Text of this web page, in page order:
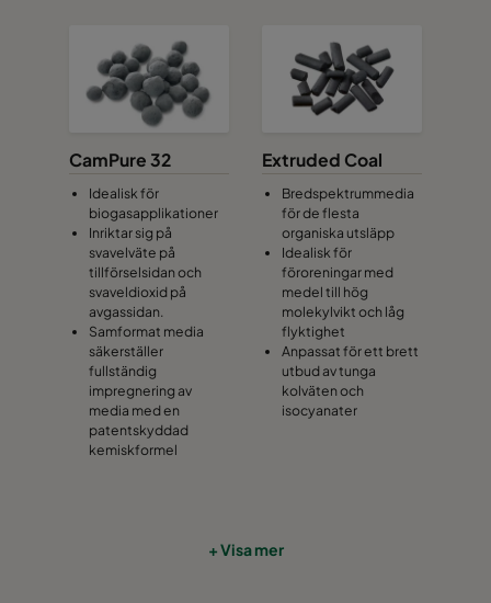
CamPure 32
Idealisk för
biogasapplikationer
Inriktar sig på
svavelväte på
tillförselsidan och
svaveldioxid på
avgassidan.
Samformat media
säkerställer
fullständig
impregnering av
media med en
patentskyddad
kemiskformel
Extruded Coal
Bredspektrummedia
för de flesta
organiska utsläpp
Idealisk för
föroreningar med
medel till hög
molekylvikt och låg
flyktighet
Anpassat för ett brett
utbud av tunga
kolväten och
isocyanater
+ Visa mer